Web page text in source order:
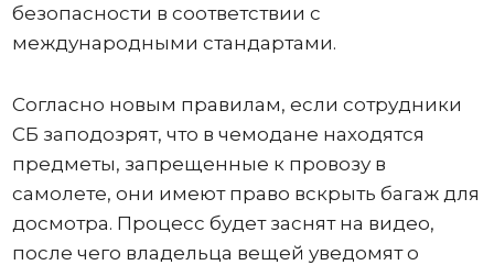
безопасности в соответствии с
международными стандартами.
Согласно новым правилам, если сотрудники
СБ заподозрят, что в чемодане ​​находятся
предметы, запрещенные к провозу в
самолете, они имеют право вскрыть багаж для
досмотра. Процесс будет заснят на видео,
после чего владельца вещей уведомят о